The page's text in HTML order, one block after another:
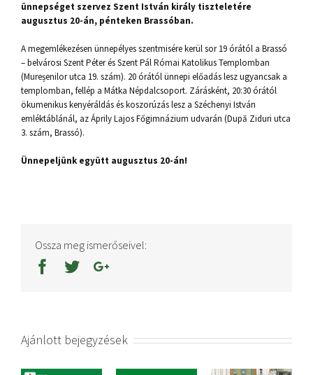
ünnepséget szervez Szent István király tiszteletére
augusztus 20-án, pénteken Brassóban.
A megemlékezésen ünnepélyes szentmisére kerül sor 19 órától a Brassó
– belvárosi Szent Péter és Szent Pál Római Katolikus Templomban
(Mureșenilor utca 19. szám). 20 órától ünnepi előadás lesz ugyancsak a
templomban, fellép a Mátka Népdalcsoport. Zárásként, 20:30 órától
ökumenikus kenyéráldás és koszorúzás lesz a Széchenyi István
emléktáblánál, az Áprily Lajos Főgimnázium udvarán (După Ziduri utca
3. szám, Brassó).
Ünnepeljünk együtt augusztus 20-án!
Ossza meg ismerőseivel:
Ajánlott bejegyzések